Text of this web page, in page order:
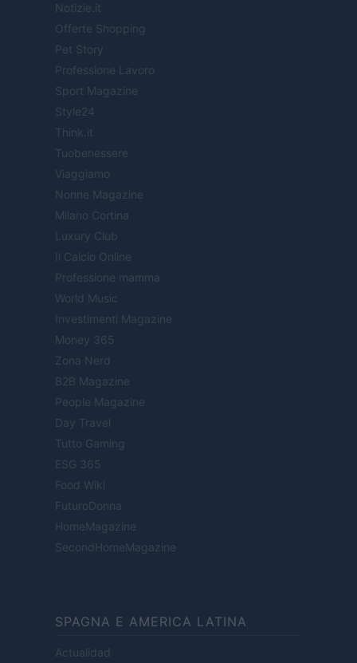
Notizie.it
Offerte Shopping
Pet Story
Professione Lavoro
Sport Magazine
Style24
Think.it
Tuobenessere
Viaggiamo
Nonne Magazine
Milano Cortina
Luxury Club
Il Calcio Online
Professione mamma
World Music
Investimenti Magazine
Money 365
Zona Nerd
B2B Magazine
People Magazine
Day Travel
Tutto Gaming
ESG 365
Food Wiki
FuturoDonna
HomeMagazine
SecondHomeMagazine
SPAGNA E AMERICA LATINA
Actualidad